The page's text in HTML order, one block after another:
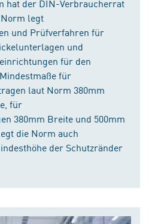
hat der DIN-Verbraucherrat
legt
und Prüfverfahren für
und
für den
für
laut Norm 380mm
für
380mm Breite und 500mm
die Norm auch
der Schutzränder